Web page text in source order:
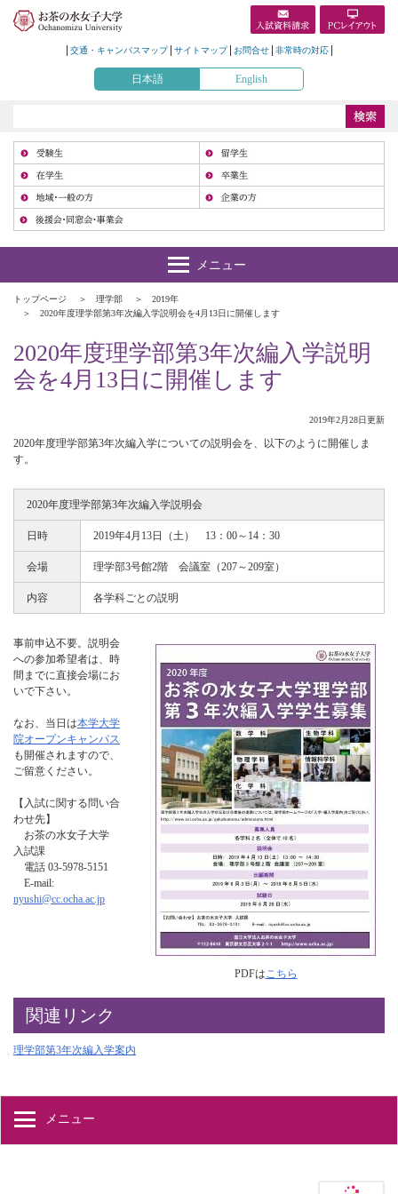
交通・キャンパスマップ サイトマップ お問合せ 非常時の対応
日本語 English
トップページ 理学部
2019年
2020年度理学部第3年次編入学説明会を4月13日に開催します
2020年度理学部第3年次編入学説明
会を4月13日に開催します
2019年2月28日更新
2020年度理学部第3年次編入学についての説明会を、以下のように開催しま
す。
2020年度理学部第3年次編入学説明会
日時 2019年4月13日（土） 13：00～14：30
会場 理学部3号館2階 会議室（207～209室）
内容 各学科ごとの説明
PDFはこちら
事前申込不要。説明会
への参加希望者は、時
間までに直接会場にお
いで下さい。
なお、当日は本学大学
院オープンキャンパス
も開催されますので、
ご留意ください。
【入試に関する問い合
わせ先】
お茶の水女子大学
入試課
電話 03-5978-5151
E-mail:
nyushi@cc.ocha.ac.jp
関連リンク
理学部第3年次編入学案内
メニュー